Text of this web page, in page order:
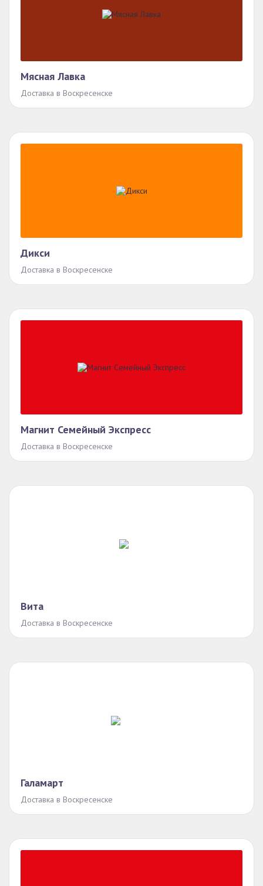
Мясная Лавка
Доставка в Воскресенске
Дикси
Доставка в Воскресенске
Магнит Семейный Экспресс
Доставка в Воскресенске
Вита
Доставка в Воскресенске
Галамарт
Доставка в Воскресенске